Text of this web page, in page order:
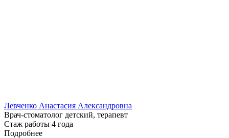
Левченко Анастасия Александровна
Врач-стоматолог детский, терапевт
Стаж работы 4 года
Подробнее